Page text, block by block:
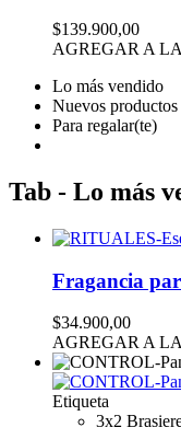
$139.900,00
AGREGAR A
Lo más vendido
Nuevos productos
Para regalar(te)
Tab - Lo más
Fragancia
$34.900,00
AGREGAR A
Etiqueta
3x2